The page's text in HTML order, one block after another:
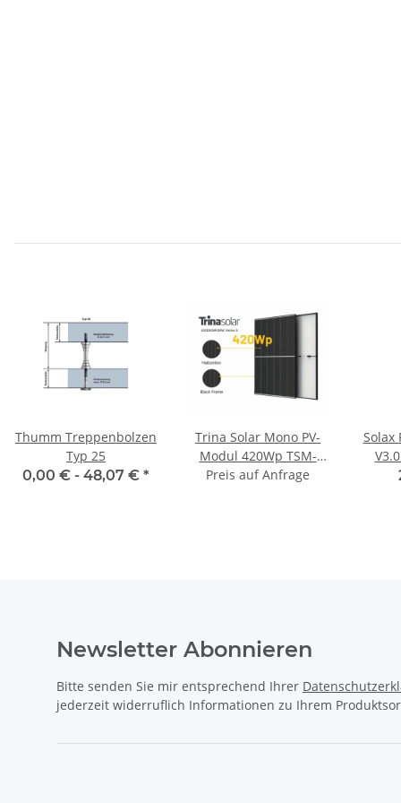
Thumm Treppenbolzen
Typ 25
0,00 € - 48,07 € *
Trina Solar Mono PV-
Modul 420Wp TSM-
420DE09R.08W Vertex S
Preis auf Anfrage
Solax
Newsletter Abonnieren
Bitte senden Sie mir entsprechend Ihrer
jederzeit widerruflich Informationen zu Ihrem